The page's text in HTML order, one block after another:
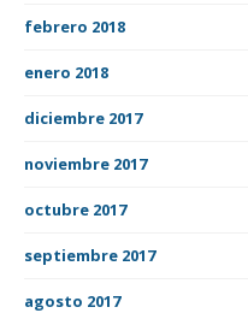
febrero 2018
enero 2018
diciembre 2017
noviembre 2017
octubre 2017
septiembre 2017
agosto 2017